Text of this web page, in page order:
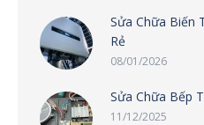
Sửa Chữa Biến
Rẻ
08/01/2026
Sửa Chữa Bếp
11/12/2025